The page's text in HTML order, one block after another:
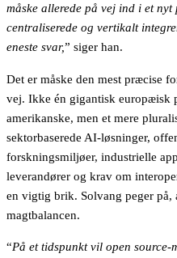
måske allerede på vej ind i et
centraliserede og vertikalt
eneste svar,” siger han.
Det er måske den mest præcise
vej. Ikke én gigantisk europæisk
amerikanske, men et mere
sektorbaserede AI-løsninger,
forskningsmiljøer, industrielle
leverandører og krav om
en vigtig brik. Solvang peger på,
magtbalancen.
“På et tidspunkt vil open